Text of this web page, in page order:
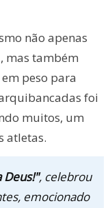
não apenas
mas também
peso para
foi
muitos, um
atletas.
Deus!", celebrou
emocionado